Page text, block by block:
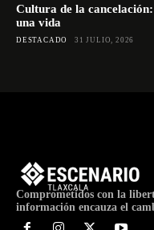
Cultura de la
una vida
DESTACADO 31 JULIO, 2026
Comprometidos con la
información encauza el